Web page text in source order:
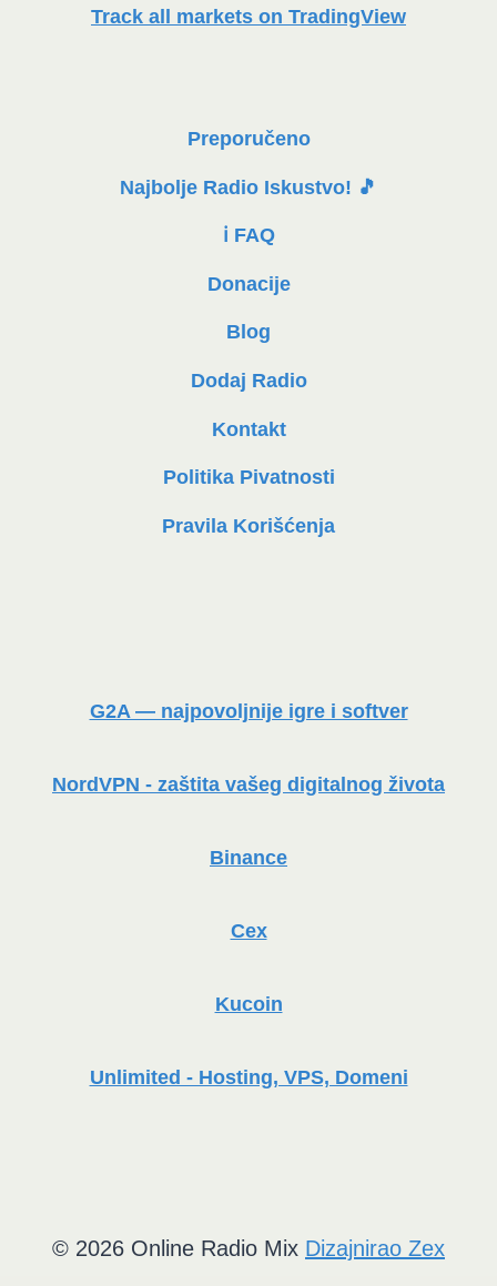
Track all markets on TradingView
Preporučeno
Najbolje Radio Iskustvo! 🎵
ℹ️ FAQ
Donacije
Blog
Dodaj Radio
Kontakt
Politika Pivatnosti
Pravila Korišćenja
G2A — najpovoljnije igre i softver
NordVPN - zaštita vašeg digitalnog života
Binance
Cex
Kucoin
Unlimited - Hosting, VPS, Domeni
© 2026 Online Radio Mix Dizajnirao Zex